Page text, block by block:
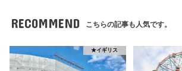
RECOMMEND こちらの記事も人気です。
★イギリス